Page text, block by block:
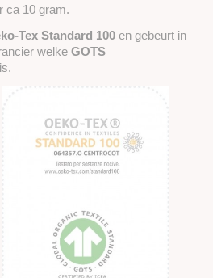
ca 10 gram.
Tex Standard 100 en gebeurt in
welke GOTS